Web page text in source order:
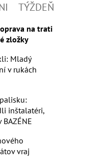
TÝŽDEŇ
na trati
zložky
Mladý
v rukách
inštalatéri,
vraj